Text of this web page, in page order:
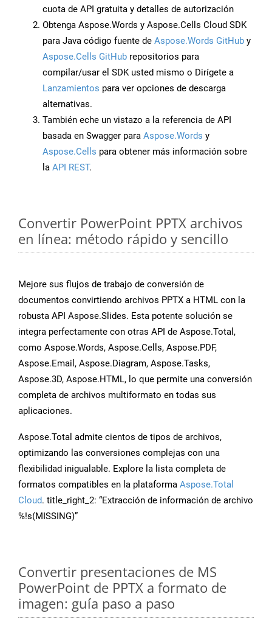
cuota de API gratuita y detalles de autorización
Obtenga Aspose.Words y Aspose.Cells Cloud SDK
para Java código fuente de Aspose.Words GitHub y
Aspose.Cells GitHub repositorios para
compilar/usar el SDK usted mismo o Dirígete a
Lanzamientos para ver opciones de descarga
alternativas.
También eche un vistazo a la referencia de API
basada en Swagger para Aspose.Words y
Aspose.Cells para obtener más información sobre
la API REST.
Convertir PowerPoint PPTX archivos
en línea: método rápido y sencillo
Mejore sus flujos de trabajo de conversión de
documentos convirtiendo archivos PPTX a HTML con la
robusta API Aspose.Slides. Esta potente solución se
integra perfectamente con otras API de Aspose.Total,
como Aspose.Words, Aspose.Cells, Aspose.PDF,
Aspose.Email, Aspose.Diagram, Aspose.Tasks,
Aspose.3D, Aspose.HTML, lo que permite una conversión
completa de archivos multiformato en todas sus
aplicaciones.
Aspose.Total admite cientos de tipos de archivos,
optimizando las conversiones complejas con una
flexibilidad inigualable. Explore la lista completa de
formatos compatibles en la plataforma Aspose.Total
Cloud. title_right_2: “Extracción de información de archivo
%!s(MISSING)”
Convertir presentaciones de MS
PowerPoint de PPTX a formato de
imagen: guía paso a paso